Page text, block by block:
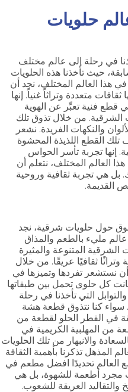
حلويات
في رحلة إلى عالم مختلف
حيث تأخذنا هذه الحلويات
هذا العالم المختلف، نجد أن
متعددة وتراثاً غنياً. إنها
فنية تعبِّر عن الهوية
الشرقية. من خلال تذوق تلك
والنكهات الفريدة. نشعر
القطع اللذيذة المحشوة
إنها تجربة تأسر الحواس
العالم المختلف، نتعلم أن
هي تجربة ثقافية وروحية
القديمة.
حول حلويات شرقية، نجد
مليء بالطعم والمذاق
الشرقية المتنوعة والمثيرة
ثقافيًا عريقًا. من خلال
نستشعر تفردها وتميزها في
كل حلوى تحمل بين طبقاتها
التي تأخذنا في رحلة
كنا نتذوق قطعة هشة
القطر الحلو لقطعة من
من المهلبية الكريمية في
والانبهار من تلك الحلويات
المذهل تذكرنا بأهمية الثقافة
العالم تحديدًا افضل مطعم في
أطعمة للشهوة، بل هي
والتقاليد العريقة للشعوب.